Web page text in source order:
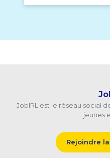
JobIRL est le réseau social
jeunes
Rejoindre